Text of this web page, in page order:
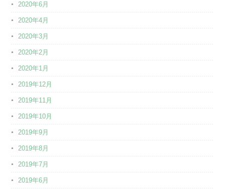
2020年6月
2020年4月
2020年3月
2020年2月
2020年1月
2019年12月
2019年11月
2019年10月
2019年9月
2019年8月
2019年7月
2019年6月